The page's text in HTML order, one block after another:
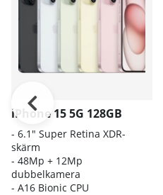
iPhone 15 5G 128GB
- 6.1" Super Retina XDR-
skärm
- 48Mp + 12Mp
dubbelkamera
- A16 Bionic CPU